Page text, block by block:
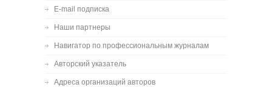
E-mail подписка
Наши партнеры
Навигатор по профессиональным журналам
Авторский указатель
Адреса организаций авторов